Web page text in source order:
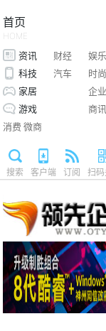
首页
HOME
资讯 财经 娱乐
科技
汽车 时尚
家居
企业
游戏
商讯
消费 微商
搜索 客户端 订阅 扫